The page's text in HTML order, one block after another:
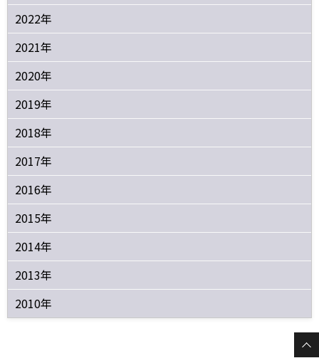
2022年
2021年
2020年
2019年
2018年
2017年
2016年
2015年
2014年
2013年
2010年